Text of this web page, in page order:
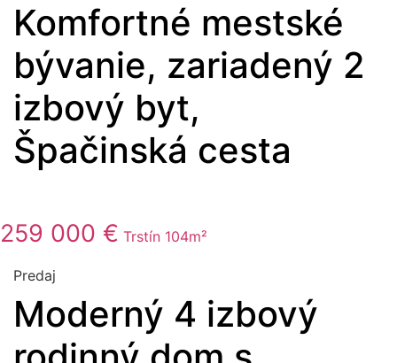
Komfortné mestské
bývanie, zariadený 2
izbový byt,
Špačinská cesta
259 000 € Trstín 104m²
Predaj
Moderný 4 izbový